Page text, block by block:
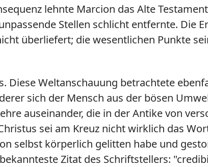
lehnte Marcion das Alte
Stellen schlicht entfernte. Die
überliefert; die wesentlichen Punkte
Weltanschauung betrachtete
sich der Mensch aus der bösen
auseinander, die in der Antike von
sei am Kreuz nicht wirklich das
selbst körperlich gelitten habe und
Zitat des Schriftstellers: